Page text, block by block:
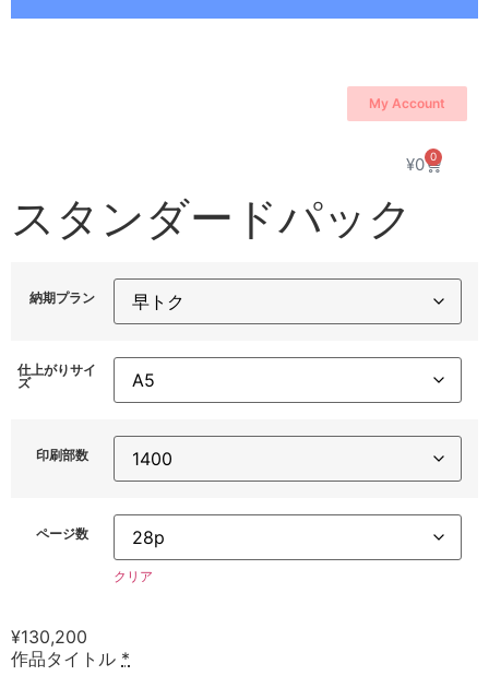
My Account
¥0 0
スタンダードパック
納期プラン
仕上がりサイ
ズ
印刷部数
ページ数
クリア
¥130,200
作品タイトル *